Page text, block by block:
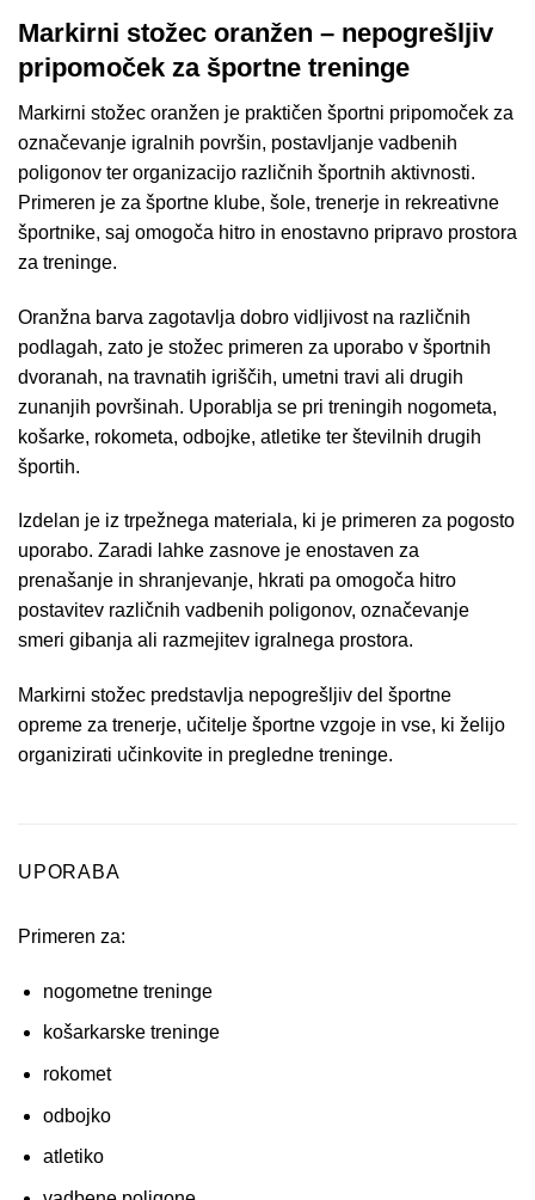
Markirni stožec oranžen – nepogrešljiv
pripomoček za športne treninge
Markirni stožec oranžen je praktičen športni pripomoček za
označevanje igralnih površin, postavljanje vadbenih
poligonov ter organizacijo različnih športnih aktivnosti.
Primeren je za športne klube, šole, trenerje in rekreativne
športnike, saj omogoča hitro in enostavno pripravo prostora
za treninge.
Oranžna barva zagotavlja dobro vidljivost na različnih
podlagah, zato je stožec primeren za uporabo v športnih
dvoranah, na travnatih igriščih, umetni travi ali drugih
zunanjih površinah. Uporablja se pri treningih nogometa,
košarke, rokometa, odbojke, atletike ter številnih drugih
športih.
Izdelan je iz trpežnega materiala, ki je primeren za pogosto
uporabo. Zaradi lahke zasnove je enostaven za
prenašanje in shranjevanje, hkrati pa omogoča hitro
postavitev različnih vadbenih poligonov, označevanje
smeri gibanja ali razmejitev igralnega prostora.
Markirni stožec predstavlja nepogrešljiv del športne
opreme za trenerje, učitelje športne vzgoje in vse, ki želijo
organizirati učinkovite in pregledne treninge.
UPORABA
Primeren za:
nogometne treninge
košarkarske treninge
rokomet
odbojko
atletiko